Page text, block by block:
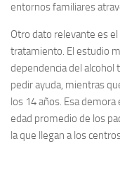
entornos familiares
Otro dato relevante es
tratamiento. El estudio
dependencia del alcohol
pedir ayuda, mientras
los 14 años. Esa
edad promedio de los
la que llegan a los